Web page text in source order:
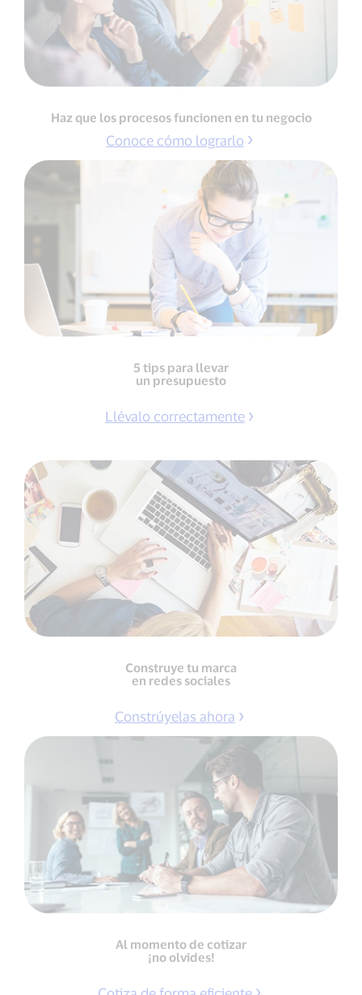
Haz que los procesos funcionen en tu negocio
Conoce cómo lograrlo
5 tips para llevar
un presupuesto
Llévalo correctamente
Construye tu marca
en redes sociales
Constrúyelas ahora
Al momento de cotizar
¡no olvides!